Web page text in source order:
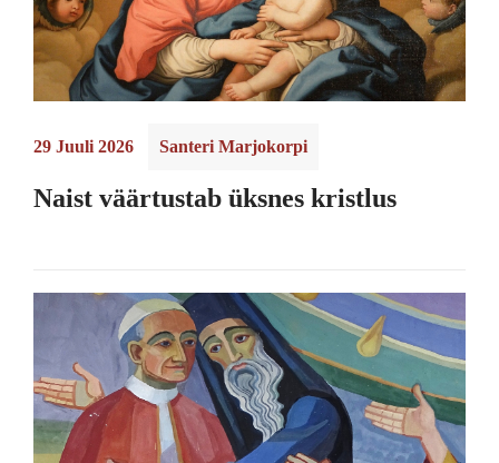
29 Juuli 2026 Santeri Marjokorpi
Naist väärtustab üksnes kristlus